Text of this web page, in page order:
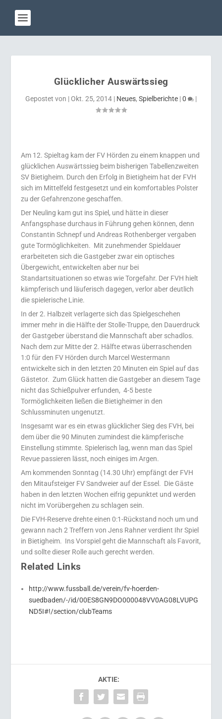
Glücklicher Auswärtssieg
Gepostet von | Okt. 25, 2014 | Neues, Spielberichte |0 |
Am 12. Spieltag kam der FV Hörden zu einem knappen und
glücklichen Auswärtssieg beim bisherigen Tabellenzweiten
SV Bietigheim. Durch den Erfolg in Bietigheim hat der FVH
sich im Mittelfeld festgesetzt und ein komfortables Polster
zu der Gefahrenzone geschaffen.
Der Neuling kam gut ins Spiel, und hätte in dieser
Anfangsphase durchaus in Führung gehen können, denn
Constantin Schnepf und Andreas Rothenberger vergaben
gute Tormöglichkeiten. Mit zunehmender Spieldauer
erarbeiteten sich die Gastgeber zwar ein optisches
Übergewicht, entwickelten aber nur bei
Standartsituationen so etwas wie Torgefahr. Der FVH hielt
kämpferisch und läuferisch dagegen, verlor aber deutlich
die spielerische Linie.
In der 2. Halbzeit verlagerte sich das Spielgeschehen
immer mehr in die Hälfte der Stolle-Truppe, den Dauerdruck
der Gastgeber überstand die Mannschaft aber schadlos.
Nach dem zur Mitte der 2. Hälfte etwas überraschenden
1:0 für den FV Hörden durch Marcel Westermann
entwickelte sich in den letzten 20 Minuten ein Spiel auf das
Gästetor. Zum Glück hatten die Gastgeber an diesem Tage
nicht das Schießpulver erfunden, 4-5 beste
Tormöglichkeiten ließen die Bietigheimer in den
Schlussminuten ungenutzt.
Insgesamt war es ein etwas glücklicher Sieg des FVH, bei
dem über die 90 Minuten zumindest die kämpferische
Einstellung stimmte. Spielerisch lag, wenn man das Spiel
Revue passieren lässt, noch einiges im Argen.
Am kommenden Sonntag (14.30 Uhr) empfängt der FVH
den Mitaufsteiger FV Sandweier auf der Essel. Die Gäste
haben in den letzten Wochen eifrig gepunktet und werden
nicht im Vorübergehen zu schlagen sein.
Die FVH-Reserve drehte einen 0:1-Rückstand noch um und
gewann nach 2 Treffern von Jens Rahner verdient Ihr Spiel
in Bietigheim. Ins Vorspiel geht die Mannschaft als Favorit,
und sollte dieser Rolle auch gerecht werden.
Related Links
http://www.fussball.de/verein/fv-hoerden-
suedbaden/-/id/00ES8GN9DO000048VV0AG08LVUPG
ND5I#!/section/clubTeams
AKTIE: